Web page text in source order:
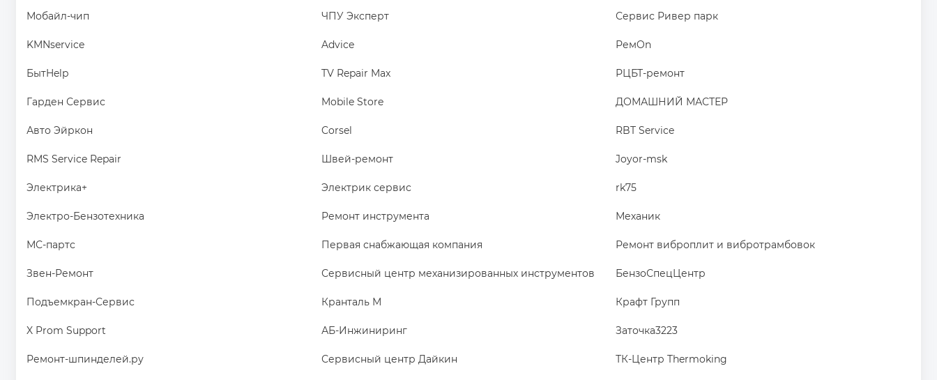
Мобайл-чип ЧПУ Эксперт Сервис Ривер парк
KMNservice Advice РемOn
БытHelp TV Repair Max РЦБТ-ремонт
Гарден Сервис Mobile Store ДОМАШНИЙ МАСТЕР
Авто Эйркон Corsel RBT Service
RMS Service Repair Швей-ремонт Joyor-msk
Электрика+ Электрик сервис rk75
Электро-Бензотехника Ремонт инструмента Механик
МС-партс Первая снабжающая компания Ремонт виброплит и вибротрамбовок
Звен-Ремонт Сервисный центр механизированных инструментов БензоСпецЦентр
Подъемкран-Сервис Кранталь М Крафт Групп
X Prom Support АБ-Инжиниринг Заточка3223
Ремонт-шпинделей.ру Сервисный центр Дайкин ТК-Центр Thermoking